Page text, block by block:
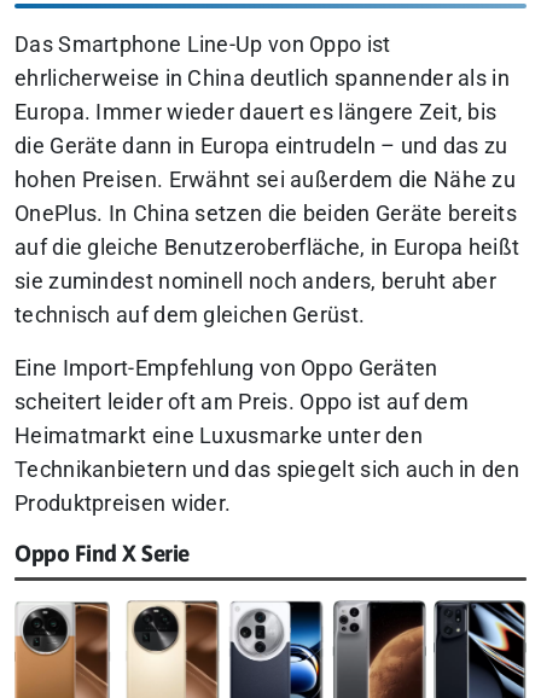
Das Smartphone Line-Up von Oppo ist
ehrlicherweise in China deutlich spannender als in
Europa. Immer wieder dauert es längere Zeit, bis
die Geräte dann in Europa eintrudeln – und das zu
hohen Preisen. Erwähnt sei außerdem die Nähe zu
OnePlus. In China setzen die beiden Geräte bereits
auf die gleiche Benutzeroberfläche, in Europa heißt
sie zumindest nominell noch anders, beruht aber
technisch auf dem gleichen Gerüst.
Eine Import-Empfehlung von Oppo Geräten
scheitert leider oft am Preis. Oppo ist auf dem
Heimatmarkt eine Luxusmarke unter den
Technikanbietern und das spiegelt sich auch in den
Produktpreisen wider.
Oppo Find X Serie